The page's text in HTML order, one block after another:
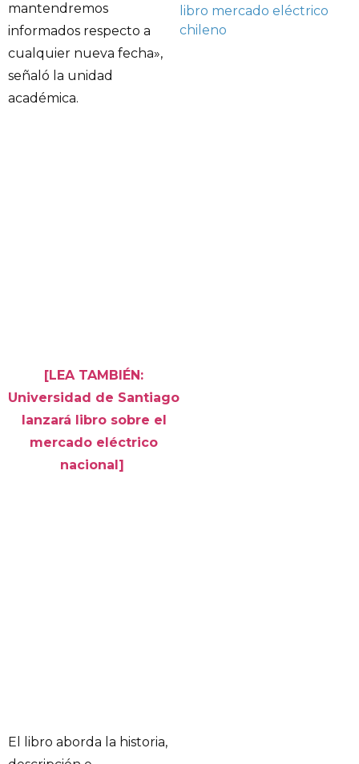
mantendremos
informados respecto a
cualquier nueva fecha»,
señaló la unidad
académica.
[LEA TAMBIÉN:
Universidad de Santiago
lanzará libro sobre el
mercado eléctrico
nacional]
El libro aborda la historia,
libro mercado eléctrico
chileno